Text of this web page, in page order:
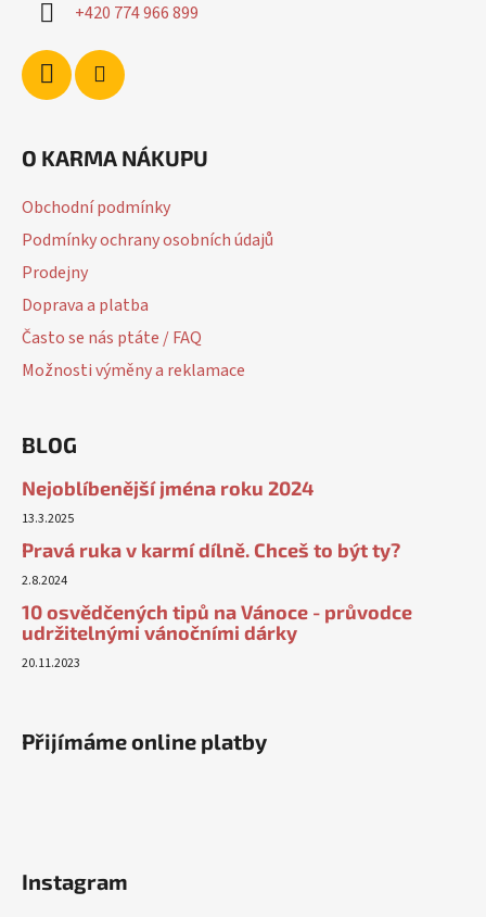
+420 774 966 899
O KARMA NÁKUPU
Obchodní podmínky
Podmínky ochrany osobních údajů
Prodejny
Doprava a platba
Často se nás ptáte / FAQ
Možnosti výměny a reklamace
BLOG
Nejoblíbenější jména roku 2024
13.3.2025
Pravá ruka v karmí dílně. Chceš to být ty?
2.8.2024
10 osvědčených tipů na Vánoce - průvodce
udržitelnými vánočními dárky
20.11.2023
Přijímáme online platby
Instagram